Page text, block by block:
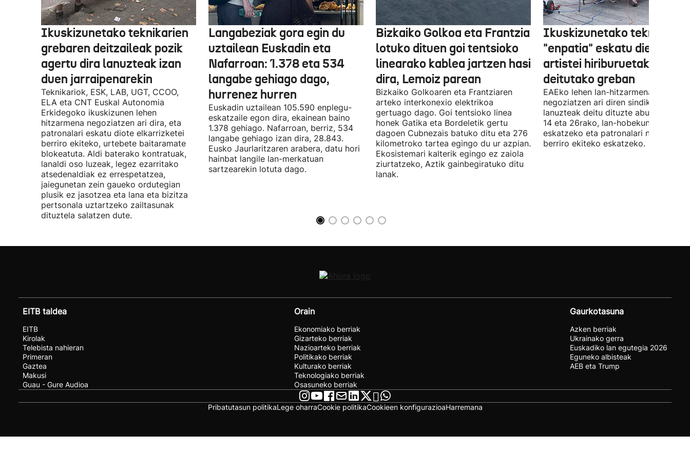
Ikuskizunetako teknikarien
grebaren deitzaileak pozik
agertu dira lanuzteak izan
duen jarraipenarekin
Teknikariok, ESK, LAB, UGT, CCOO,
ELA eta CNT Euskal Autonomia
Erkidegoko ikuskizunen lehen
hitzarmena negoziatzen ari dira, eta
patronalari eskatu diote elkarrizketei
berriro ekiteko, urtebete baitaramate
blokeatuta. Aldi baterako kontratuak,
lanaldi oso luzeak, legez ezarritako
atsedenaldiak ez errespetatzea,
jaiegunetan zein gaueko ordutegian
plusik ez jasotzea eta lana eta bizitza
pertsonala uztartzeko zailtasunak
dituztela salatzen dute.
Langabeziak gora egin du
uztailean Euskadin eta
Nafarroan: 1.378 eta 534
langabe gehiago dago,
hurrenez hurren
Euskadin uztailean 105.590 enplegu-
eskatzaile egon dira, ekainean baino
1.378 gehiago. Nafarroan, berriz, 534
langabe gehiago izan dira, 28.843.
Eusko Jaurlaritzaren arabera, datu hori
hainbat langile lan-merkatuan
sartzearekin lotuta dago.
Bizkaiko Golkoa eta Frantzia
lotuko dituen goi tentsioko
linearako kablea jartzen hasi
dira, Lemoiz parean
Bizkaiko Golkoaren eta Frantziaren
arteko interkonexio elektrikoa
gertuago dago. Goi tentsioko linea
honek Gatika eta Bordeletik gertu
dagoen Cubnezais batuko ditu eta 276
kilometroko tartea egingo du ur azpian.
Ekosistemari kalterik egingo ez zaiola
ziurtatzeko, Aztik gainbegiratuko ditu
lanak.
Ikuskizunetako teknikariek
"enpatia" eskatu diete
artistei hiriburuetako
deitutako greban
EAEko lehen lan-hitzarmena
negoziatzen ari diren sindikatuek
lanuzteak deitu dituzte abuztuaren 5,
14 eta 26rako, lan-hobekuntzak
eskatzeko eta patronalari
berriro ekiteko eskatzeko.
EITB taldea
EITB
Kirolak
Telebista nahieran
Primeran
Gaztea
Makusi
Guau - Gure Audioa
Orain
Ekonomiako berriak
Gizarteko berriak
Nazioarteko berriak
Politikako berriak
Kulturako berriak
Teknologiako berriak
Osasuneko berriak
Gaurkotasuna
Azken berriak
Ukrainako gerra
Euskadiko lan egutegia 2026
Eguneko albisteak
AEB eta Trump
Pribatutasun politikaLege oharraCookie politikaCookieen konfigurazioaHarremana